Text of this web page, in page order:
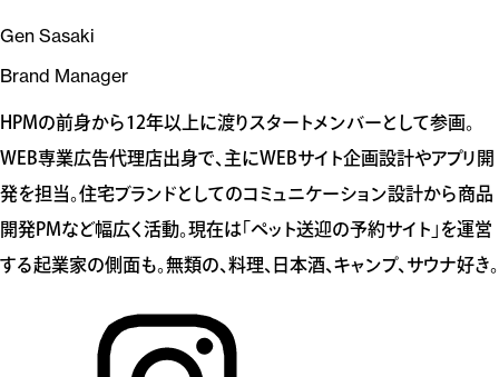
Gen Sasaki
Brand Manager
HPMの前身から12年以上に渡りスタートメンバーとして参画。
WEB専業広告代理店出身で、主にWEBサイト企画設計やアプリ開
発を担当。住宅ブランドとしてのコミュニケーション設計から商品
開発PMなど幅広く活動。現在は「ペット送迎の予約サイト」を運営
する起業家の側面も。無類の、料理、日本酒、キャンプ、サウナ好き。